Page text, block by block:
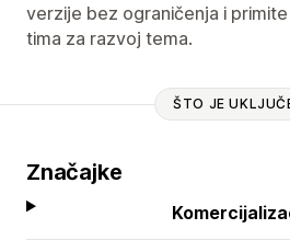
verzije bez ograničenja i
tima za razvoj tema.
ŠTO JE
Značajke